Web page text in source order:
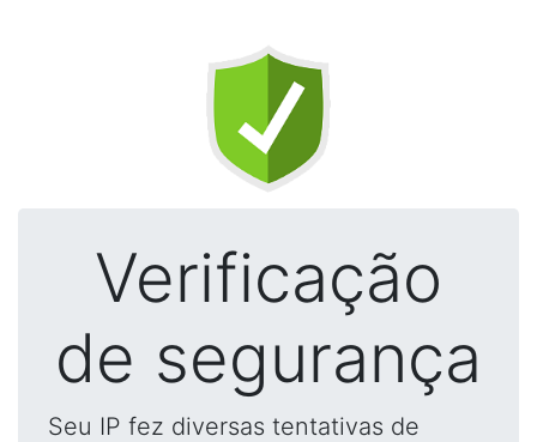
Verificação
de segurança
Seu IP fez diversas tentativas de